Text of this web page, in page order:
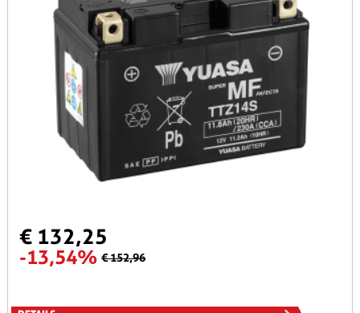
€ 132,25
-13,54% € 152,96